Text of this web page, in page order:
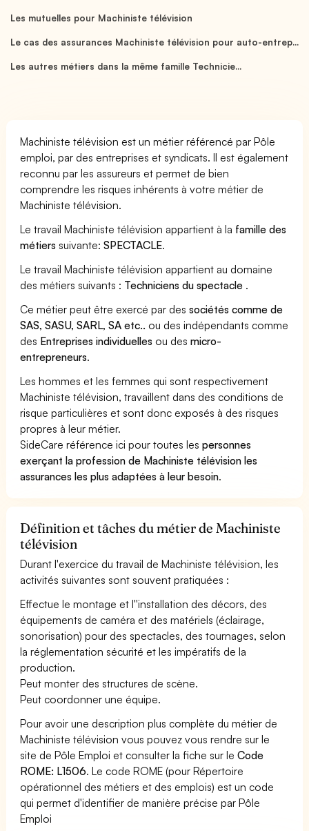
Les mutuelles pour Machiniste télévision
Le cas des assurances Machiniste télévision pour auto-entrep...
Les autres métiers dans la même famille Technicie...
Machiniste télévision est un métier référencé par Pôle
emploi, par des entreprises et syndicats. Il est également
reconnu par les assureurs et permet de bien
comprendre les risques inhérents à votre métier de
Machiniste télévision.
Le travail Machiniste télévision appartient à la famille des
métiers suivante:SPECTACLE.
Le travail Machiniste télévision appartient au domaine
des métiers suivants : Techniciens du spectacle .
Ce métier peut être exercé par dessociétés comme de
SAS, SASU, SARL, SA etc.. ou des indépendants comme
des Entreprises individuelles ou desmicro-
entrepreneurs.
Les hommes et les femmes qui sont respectivement
Machiniste télévision, travaillent dans des conditions de
risque particulières et sont donc exposés à des risques
propres à leur métier.
SideCare référence ici pour toutes lespersonnes
exerçant la profession de Machiniste télévision les
assurances les plus adaptées à leur besoin.
Définition et tâches du métier de Machiniste
télévision
Durant l'exercice du travail de Machiniste télévision, les
activités suivantes sont souvent pratiquées :
Effectue le montage et l''installation des décors, des
équipements de caméra et des matériels (éclairage,
sonorisation) pour des spectacles, des tournages, selon
la réglementation sécurité et les impératifs de la
production.
Peut monter des structures de scène.
Peut coordonner une équipe.
Pour avoir une description plus complète du métier de
Machiniste télévision vous pouvez vous rendre sur le
site de Pôle Emploi et consulter la fiche sur leCode
ROME: L1506. Le code ROME (pour Répertoire
opérationnel des métiers et des emplois) est un code
qui permet d'identifier de manière précise par Pôle
Emploi